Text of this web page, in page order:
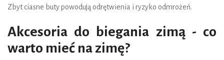
Zbyt ciasne buty powodują odrętwienia i ryzyko odmrożeń.
Akcesoria do biegania zimą - co
warto mieć na zimę?